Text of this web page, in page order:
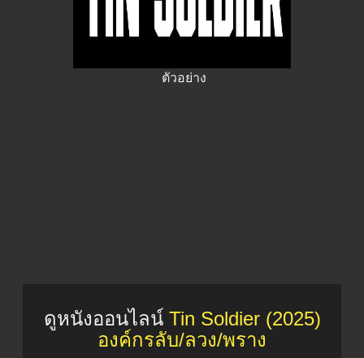
ตัวอย่าง
ดูหนังออนไลน์ Tin Soldier (2025)
องค์กรลับ/ลวง/พราง